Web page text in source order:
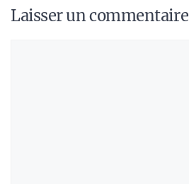
Laisser un commentaire